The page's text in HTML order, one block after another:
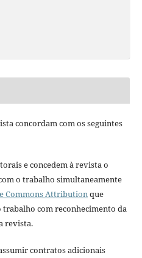
concordam com os seguintes
e concedem à revista o
o trabalho simultaneamente
Commons Attributionque
com reconhecimento da
revista.
contratos adicionais